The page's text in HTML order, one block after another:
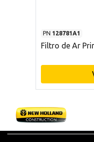
PN 128781A1
Filtro de Ar